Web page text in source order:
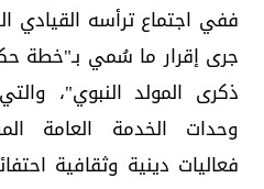
ففي اجتماع ترأسه القيادي
جرى إقرار ما سُمي بـ"خطة
ذكرى المولد النبوي"،
وحدات الخدمة العامة
فعاليات دينية وثقافية